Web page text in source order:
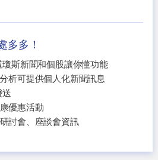
多多！
斯新聞和個股讓你懂功能
析可提供個人化新聞訊息
送
優惠活動
討會、座談會資訊